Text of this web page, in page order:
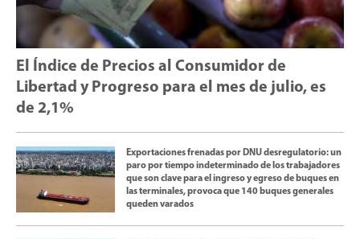
El Índice de Precios al Consumidor de
Libertad y Progreso para el mes de julio, es
de 2,1%
Exportaciones frenadas por DNU desregulatorio: un
paro por tiempo indeterminado de los trabajadores
que son clave para el ingreso y egreso de buques en
las terminales, provoca que 140 buques generales
queden varados